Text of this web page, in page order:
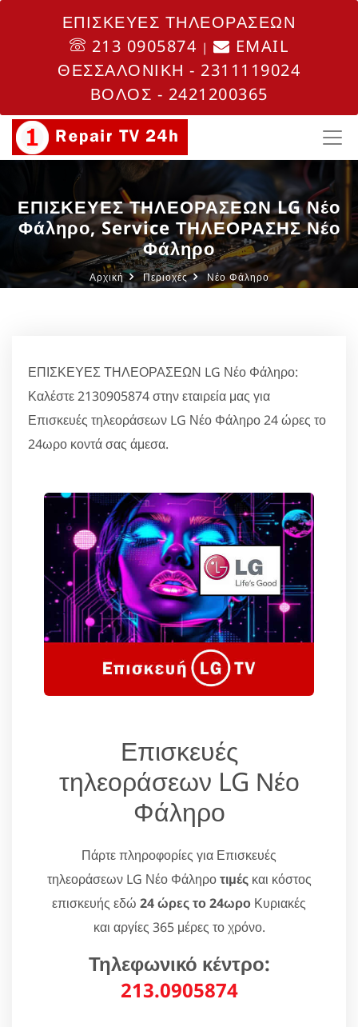
ΕΠΙΣΚΕΥΕΣ ΤΗΛΕΟΡΑΣΕΩΝ
213 0905874 |
EMAIL
ΘΕΣΣΑΛΟΝΙΚΗ - 2311119024
ΒΟΛΟΣ - 2421200365
ΕΠΙΣΚΕΥΕΣ ΤΗΛΕΟΡΑΣΕΩΝ LG Νέο
Φάληρο, Service ΤΗΛΕΟΡΑΣΗΣ Νέο
Φάληρο
Αρχική Περιοχές Νέο Φάληρο
ΕΠΙΣΚΕΥΕΣ ΤΗΛΕΟΡΑΣΕΩΝ LG Νέο Φάληρο:
Καλέστε 2130905874 στην εταιρεία μας για
Επισκευές τηλεοράσεων LG Νέο Φάληρο 24 ώρες το
24ωρο κοντά σας άμεσα.
Επισκευές
τηλεοράσεων LG Νέο
Φάληρο
Πάρτε πληροφορίες για Επισκευές
τηλεοράσεων LG Νέο Φάληροτιμέςκαι κόστος
επισκευής εδώ 24 ώρες το 24ωρο Κυριακές
και αργίες 365 μέρες το χρόνο.
Τηλεφωνικό κέντρο:
213.0905874